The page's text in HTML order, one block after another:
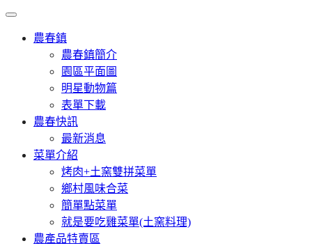
農春鎮
農春鎮簡介
園區平面圖
明星動物篇
表單下載
農春快訊
最新消息
菜單介紹
烤肉+土窯雙拼菜單
鄉村風味合菜
簡單點菜單
就是要吃雞菜單(土窯料理)
農產品特賣區